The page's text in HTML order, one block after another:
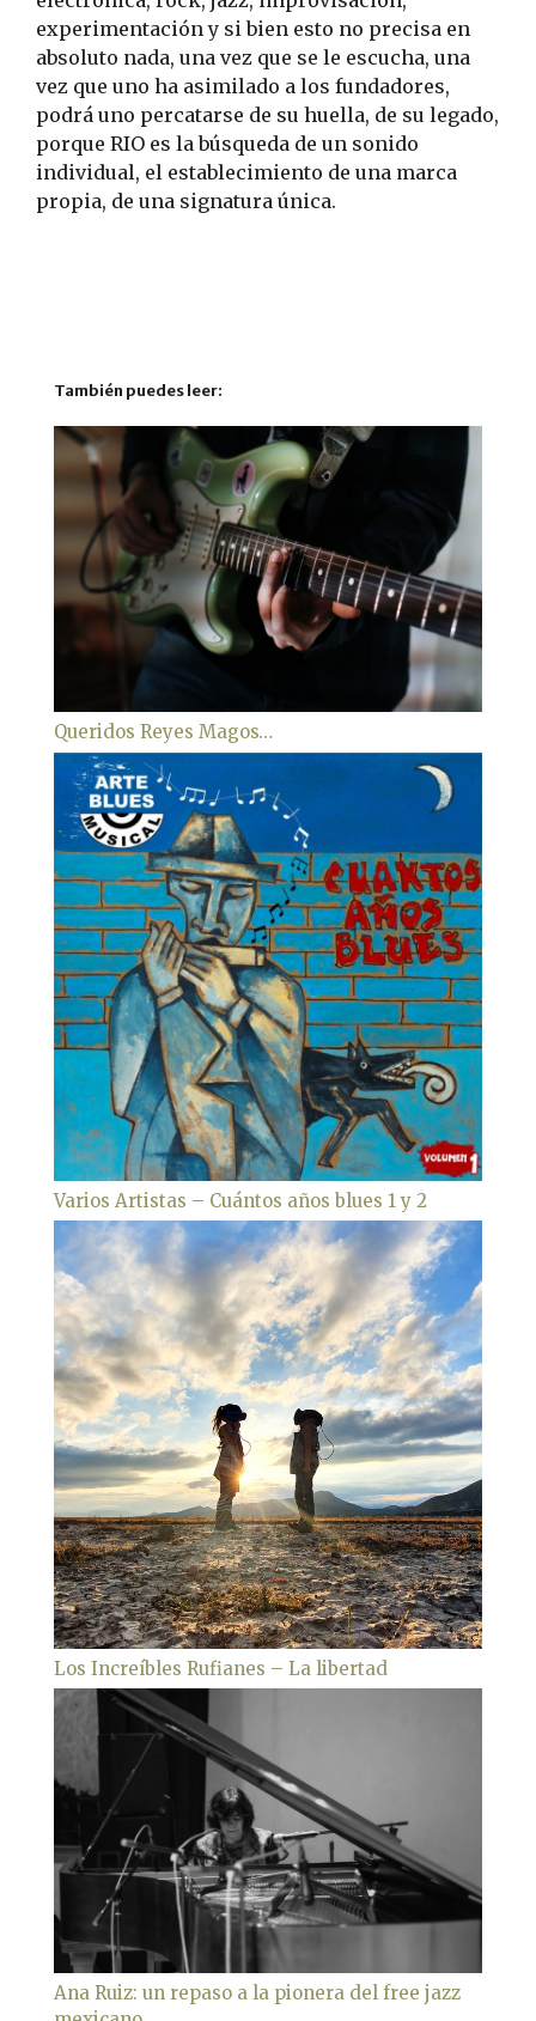
experimentación y si bien esto no precisa en
absoluto nada, una vez que se le escucha, una
vez que uno ha asimilado a los fundadores,
podrá uno percatarse de su huella, de su legado,
porque RIO es la búsqueda de un sonido
individual, el establecimiento de una marca
propia, de una signatura única.
También puedes leer:
Queridos Reyes Magos…
Varios Artistas – Cuántos años blues 1 y 2
Los Increíbles Rufianes – La libertad
Ana Ruiz: un repaso a la pionera del free jazz